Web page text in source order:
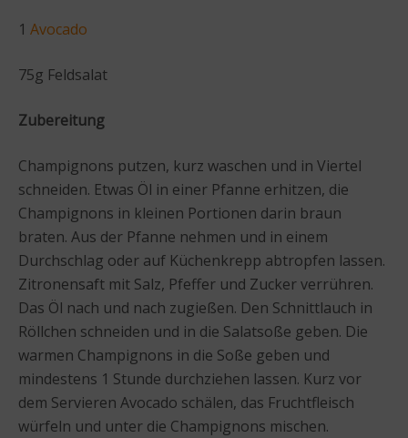
1 Avocado
75g Feldsalat
Zubereitung
Champignons putzen, kurz waschen und in Viertel
schneiden. Etwas Öl in einer Pfanne erhitzen, die
Champignons in kleinen Portionen darin braun
braten. Aus der Pfanne nehmen und in einem
Durchschlag oder auf Küchenkrepp abtropfen lassen.
Zitronensaft mit Salz, Pfeffer und Zucker verrühren.
Das Öl nach und nach zugießen. Den Schnittlauch in
Röllchen schneiden und in die Salatsoße geben. Die
warmen Champignons in die Soße geben und
mindestens 1 Stunde durchziehen lassen. Kurz vor
dem Servieren Avocado schälen, das Fruchtfleisch
würfeln und unter die Champignons mischen.